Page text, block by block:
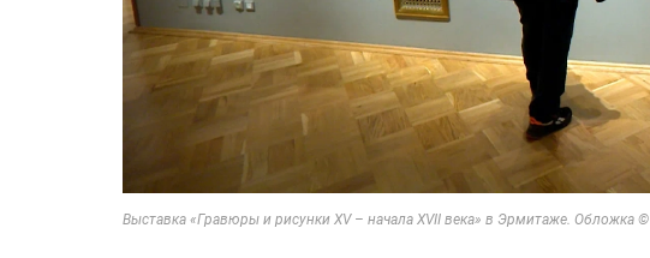
Выставка «Гравюры и рисунки XV – начала XVII века» в Эрмитаже. Обложка ©